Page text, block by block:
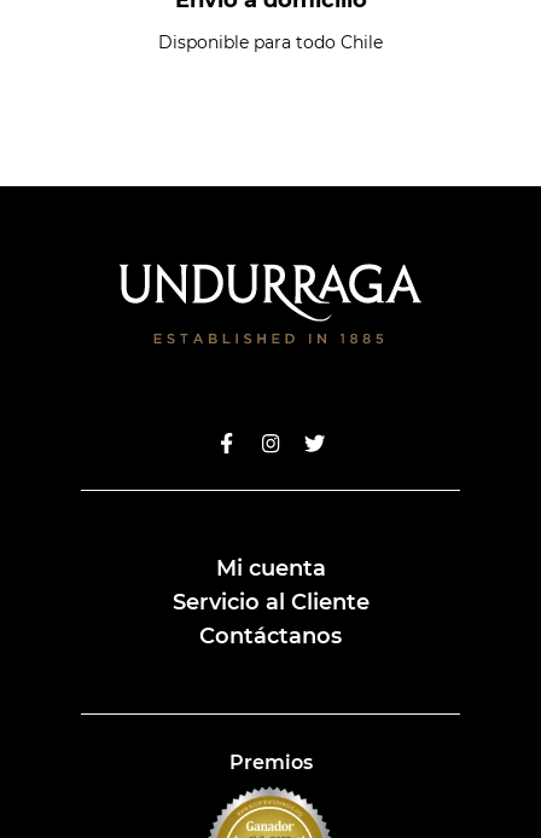
Disponible para todo Chile
Mi cuenta
Servicio al Cliente
Contáctanos
Premios